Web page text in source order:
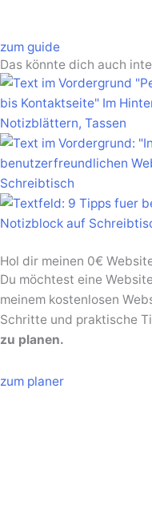
zum guide
Das könnte dich auch
Hol dir meinen 0€
Du möchtest eine
meinem kostenlosen
Schritte und praktische
zu planen.
zum planer